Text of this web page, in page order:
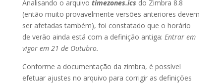
Analisando o arquivo timezones.ics do Zimbra 8.8
(então muito provavelmente versões anteriores devem
ser afetadas também), foi constatado que o horário
de verão ainda está com a definição antiga: Entrar em
vigor em 21 de Outubro.
Conforme a documentação da zimbra, é possível
efetuar ajustes no arquivo para corrigir as definições